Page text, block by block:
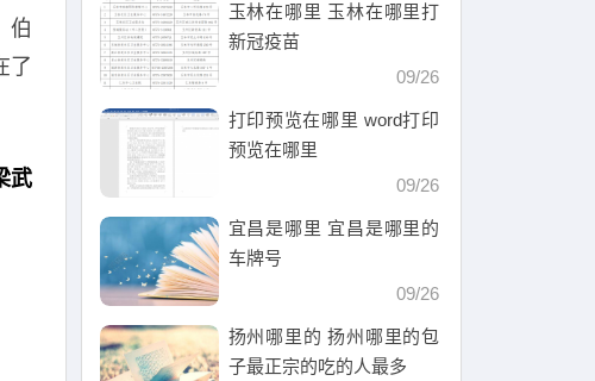
伯
了
武
玉林在哪里 玉林在哪里打
新冠疫苗
09/26
打印预览在哪里 word打印
预览在哪里
09/26
宜昌是哪里 宜昌是哪里的
车牌号
09/26
扬州哪里的 扬州哪里的包
子最正宗的吃的人最多